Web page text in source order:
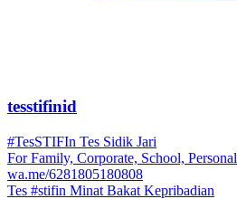
tesstifinid
#TesSTIFIn Tes Sidik Jari
For Family, Corporate, School, Personal
wa.me/6281805180808
Tes #stifin Minat Bakat Kepribadian